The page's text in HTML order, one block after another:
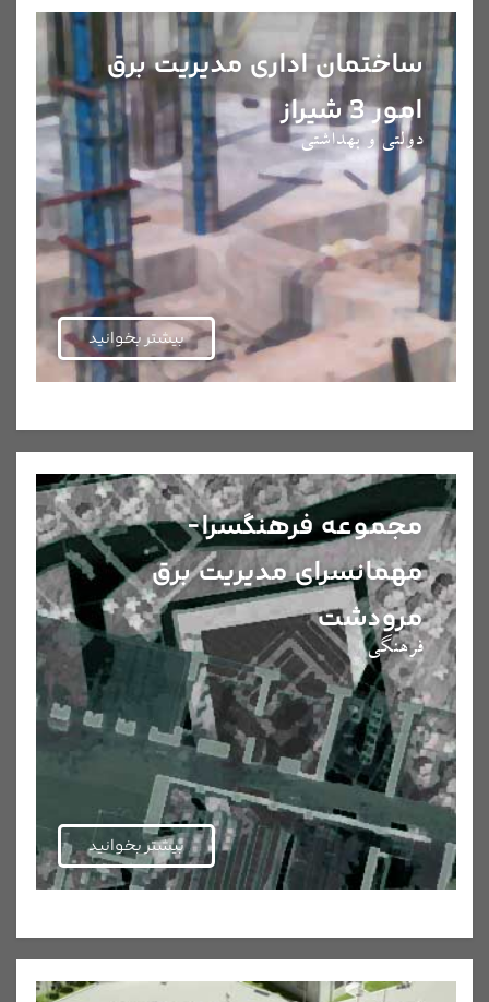
ساختمان اداری مدیریت برق
امور 3 شیراز
دولتی و بهداشتی
بیشتر بخوانید
مجموعه فرهنگسرا-
مهمانسرای مدیریت برق
مرودشت
فرهنگی
بیشتر بخوانید